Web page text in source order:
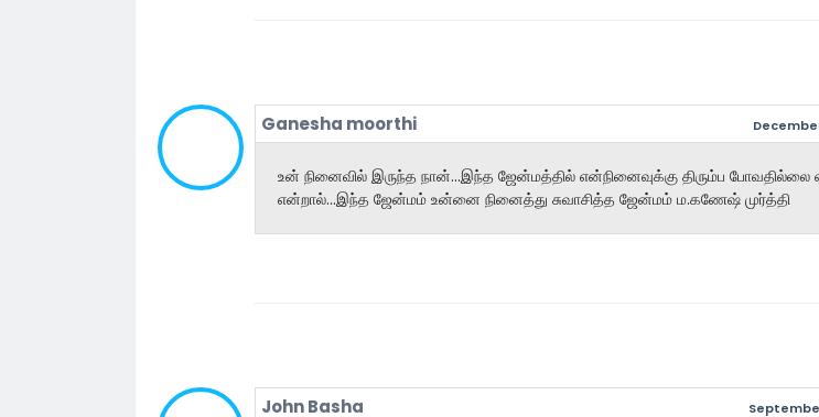
Ganesha moorthi
உன் நினைவில் இருந்த நான்...இந்த ஜேன்மத்தில் என்நினைவுக்கு திரும்ப போவதில்லை
என்றால்...இந்த ஜேன்மம் உன்னை நினைத்து சுவாசித்த ஜேன்மம் ம.கணேஷ் முர்த்தி
John Basha